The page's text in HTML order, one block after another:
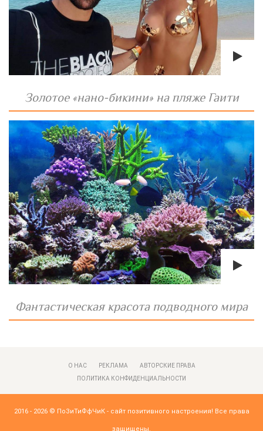
Золотое «нано-бикини» на пляже Гаити
Фантастическая красота подводного мира
О НАС РЕКЛАМА
АВТОРСКИЕ ПРАВА
ПОЛИТИКА КОНФИДЕНЦИАЛЬНОСТИ
2016 - 2026 © ПоЗиТиФфЧиК - сайт позитивного настроения! Все права
защищены.